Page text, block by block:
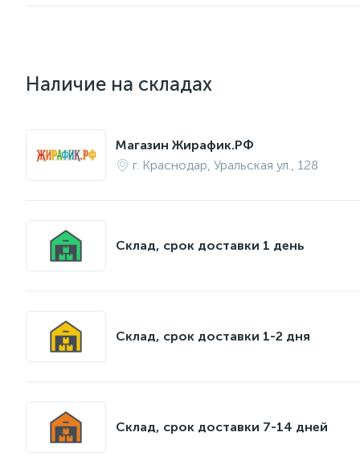
Наличие на складах
Магазин Жирафик.РФ
г. Краснодар, Уральская ул., 128
Склад, срок доставки 1 день
Склад, срок доставки 1-2 дня
Склад, срок доставки 7-14 дней